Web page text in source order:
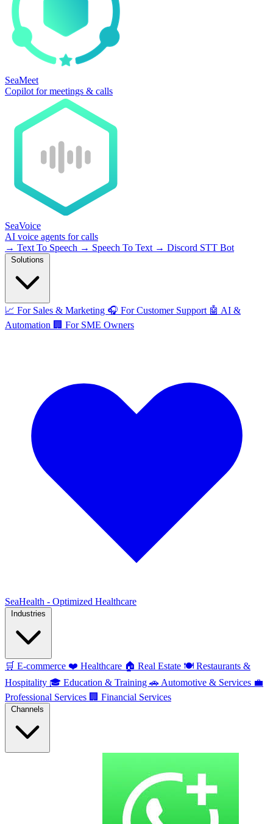
SeaMeet
Copilot for meetings & calls
SeaVoice
AI voice agents for calls
→ Text To Speech → Speech To Text → Discord STT Bot
📈 For Sales & Marketing 🎧 For Customer Support 🤖 AI &
Automation 🏢 For SME Owners
SeaHealth - Optimized Healthcare
🛒 E-commerce ❤️ Healthcare 🏠 Real Estate 🍽️ Restaurants &
Hospitality 🎓 Education & Training 🚗 Automotive & Services 💼
Professional Services 🏢 Financial Services